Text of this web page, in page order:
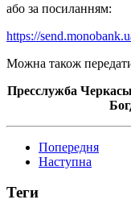
або за посиланням:
https://
Можна також передати
Пресслужба
Попередня
Наступна
Теги